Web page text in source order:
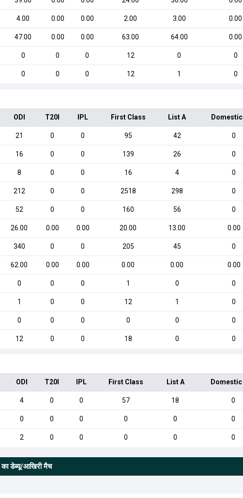
4.00 0.00 0.00 2.00 3.00 0.00
47.00 0.00 0.00 63.00 64.00 0.00
0 0 0 12 0 0
0 0 0 12 1 0
ODI T20I IPL First Class List A
21 0 0 95 42 0
16 0 0 139 26 0
8 0 0 16 4 0
212 0 0 2518 298 0
52 0 0 160 56 0
26.00 0.00 0.00 20.00 13.00 0.00
340 0 0 205 45 0
62.00 0.00 0.00 0.00 0.00 0.00
0 0 0 1 0 0
1 0 0 12 1 0
0 0 0 0 0 0
12 0 0 18 0 0
ODI T20I IPL First Class List A
4 0 0 57 18 0
0 0 0 0 0 0
2 0 0 0 0 0
का डेब्यू/आखिरी मैच